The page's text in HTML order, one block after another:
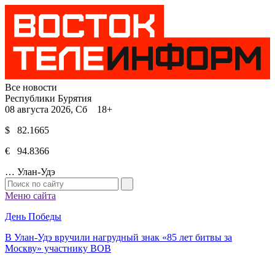
Все новости
Республики Бурятия
08 августа 2026, Сб 18+
$ 82.1665
€ 94.8366
… Улан-Удэ
Меню сайта
День Победы
В Улан-Удэ вручили нагрудный знак «85 лет битвы за
Москву» участнику ВОВ